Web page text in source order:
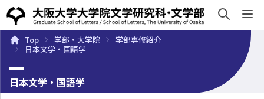
概要 学部・大学院 キャンパスライフ 入試・入学案
Top 学部・大学院
学部専修紹介
日本文学・国語学
日本文学・国語学